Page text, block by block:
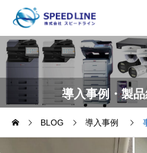
導入事例・製
BLOG 導入事例